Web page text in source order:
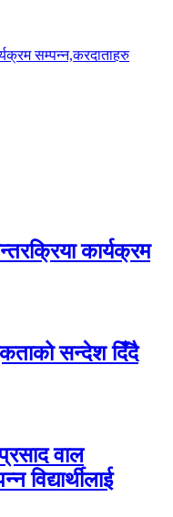
सम्पन्न,करदाताहरु
कार्यक्रम
सन्देश दिँदै
वाल
विद्यार्थीलाई